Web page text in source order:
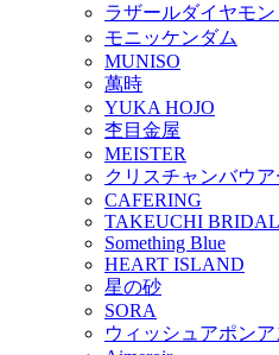
ラザールダイヤモン
モニッケンダム
MUNISO
萬時
YUKA HOJO
杢目金屋
MEISTER
クリスチャンバウア
CAFERING
TAKEUCHI BRIDAL
Something Blue
HEART ISLAND
星の砂
SORA
ウィッシュアポン